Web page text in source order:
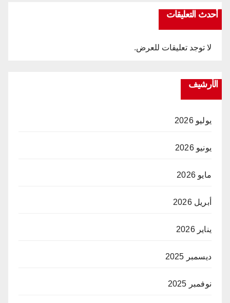
أحدث التعليقات
لا توجد تعليقات للعرض.
الأرشيف
يوليو 2026
يونيو 2026
مايو 2026
أبريل 2026
يناير 2026
ديسمبر 2025
نوفمبر 2025